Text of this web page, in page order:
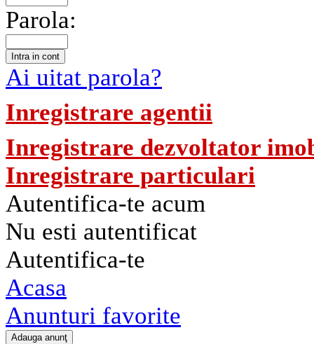
Parola:
Ai uitat parola?
Inregistrare agentii
Inregistrare dezvoltator
Inregistrare particulari
Autentifica-te acum
Nu esti autentificat
Autentifica-te
Acasa
Anunturi favorite